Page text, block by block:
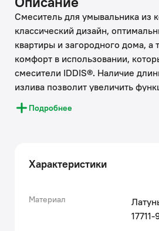
Смеситель для умывальника из
классический дизайн,
квартиры и загородного дома, а
комфорт в использовании,
смесители IDDIS®. Наличие
излива позволит увеличить
полезного пространства ванны,
продуманная архитектура ручки
распорядиться доступным
реализовать любые
крепеж.
• Смеситель IDDIS® прослужит
Подробнее
Характеристики
Материал